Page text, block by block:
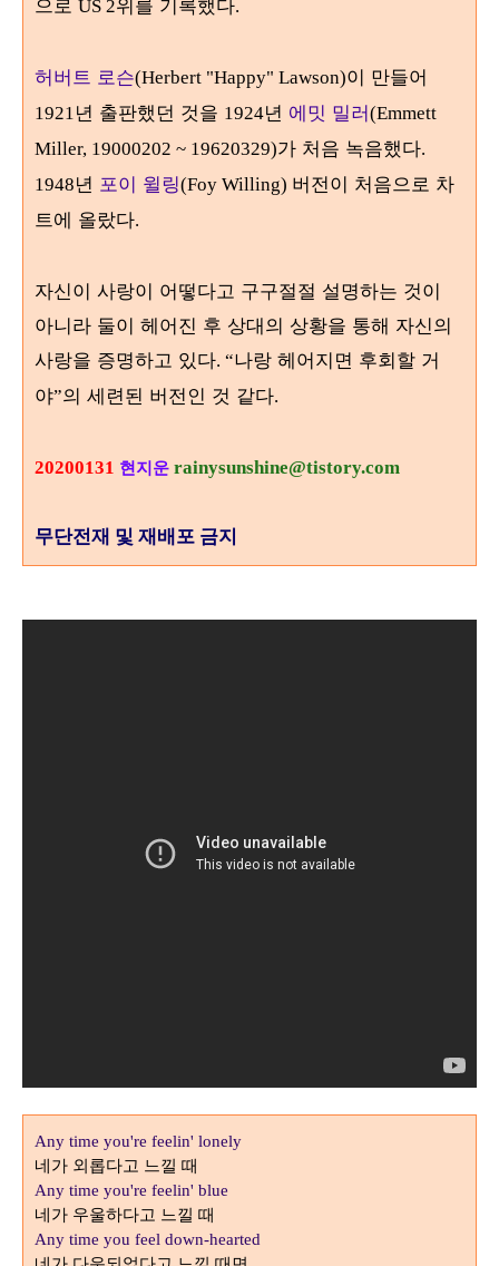
으로 US 2위를 기록했다.
허버트 로슨(Herbert "Happy" Lawson)이 만들어
1921년 출판했던 것을 1924년 에밋 밀러(Emmett
Miller, 19000202 ~ 19620329)가 처음 녹음했다.
1948년 포이 윌링(Foy Willing) 버전이 처음으로 차
트에 올랐다.
자신이 사랑이 어떻다고 구구절절 설명하는 것이
아니라 둘이 헤어진 후 상대의 상황을 통해 자신의
사랑을 증명하고 있다. “나랑 헤어지면 후회할 거
야”의 세련된 버전인 것 같다.
20200131 현지운 rainysunshine@tistory.com
무단전재 및 재배포 금지
Any time you're feelin' lonely
네가 외롭다고 느낄 때
Any time you're feelin' blue
네가 우울하다고 느낄 때
Any time you feel down-hearted